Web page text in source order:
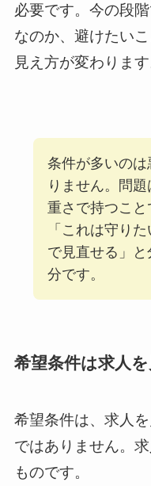
必要です。今の段
なのか、避けたい
見え方が変わります
条件が多いの
りません。問
重さで持つこ
「これは守り
で見直せる」
分です。
希望条件は求人
希望条件は、求人
ではありません。
ものです。